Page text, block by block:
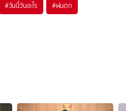
#วันนี้วันอะไร #ฝนตก